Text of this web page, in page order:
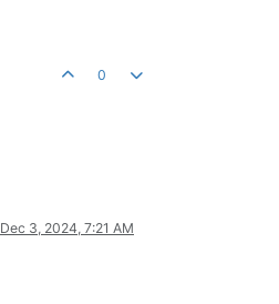
0
Dec 3, 2024, 7:21 AM